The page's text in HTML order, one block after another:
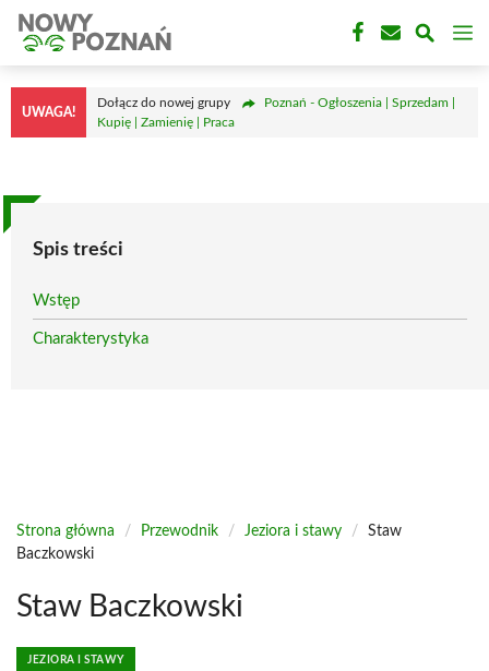
Przejdź
treści
UWAGA!
Dołącz do nowej grupy
Poznań - Ogłoszenia | Sprzedam |
Kupię | Zamienię | Praca
Spis treści
Wstęp
Charakterystyka
Strona główna / Przewodnik / Jeziora i stawy /
Staw
Baczkowski
Staw Baczkowski
JEZIORA I STAWY